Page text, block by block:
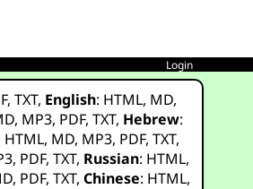
Login
,TXT, English: HTML, MD,
, MP3, PDF,TXT, Hebrew:
HTML, MD, MP3, PDF,TXT,
, PDF,TXT, Russian: HTML,
, PDF,TXT,Chinese: HTML,